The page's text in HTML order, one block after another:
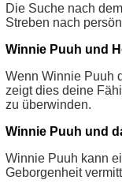
Die Suche nach
Streben nach
Winnie Puuh und
Wenn Winnie Puuh
zeigt dies deine
zu überwinden.
Winnie Puuh und
Winnie Puuh kann
Geborgenheit